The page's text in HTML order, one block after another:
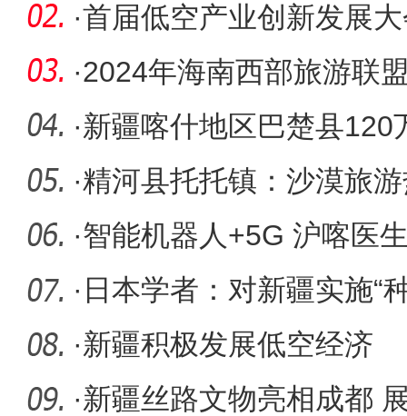
·首届低空产业创新发展
·2024年海南西部旅游联
站）召开
·新疆喀什地区巴楚县120
键期
·精河县托托镇：沙漠旅
·智能机器人+5G 沪喀医
患者成功
· 日本学者：对新疆实施“
·新疆积极发展低空经济
·新疆丝路文物亮相成都